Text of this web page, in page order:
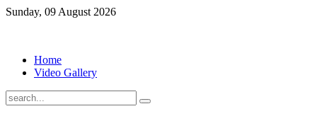
Sunday, 09 August 2026
Home
Video Gallery